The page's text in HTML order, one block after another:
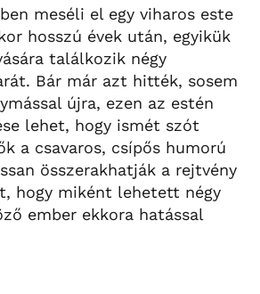
meséli el egy viharos este
hosszú évek után, egyikük
találkozik négy
Bár már azt hitték, sosem
újra, ezen az estén
lehet, hogy ismét szót
a csavaros, csípős humorú
összerakhatják a rejtvény
hogy miként lehetett négy
ember ekkora hatással